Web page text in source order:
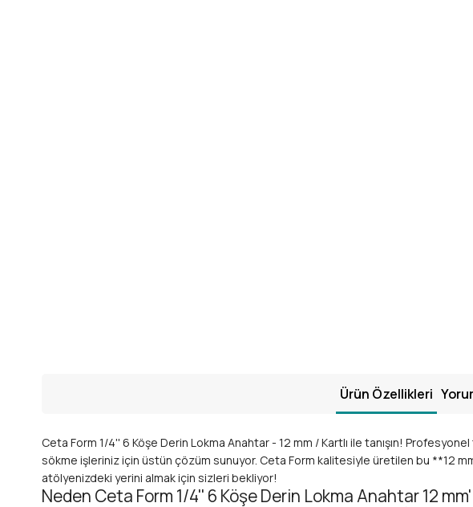
Ürün Özellikleri
Ceta Form 1/4'' 6 Köşe Derin Lokma Anahtar - 12 mm / Kartlı ile tanışın!
sökme işleriniz için üstün çözüm sunuyor. Ceta Form kalitesiyle üretilen bu **12
atölyenizdeki yerini almak için sizleri bekliyor!
Neden Ceta Form 1/4'' 6 Köşe Derin Lokma Anahtar 12